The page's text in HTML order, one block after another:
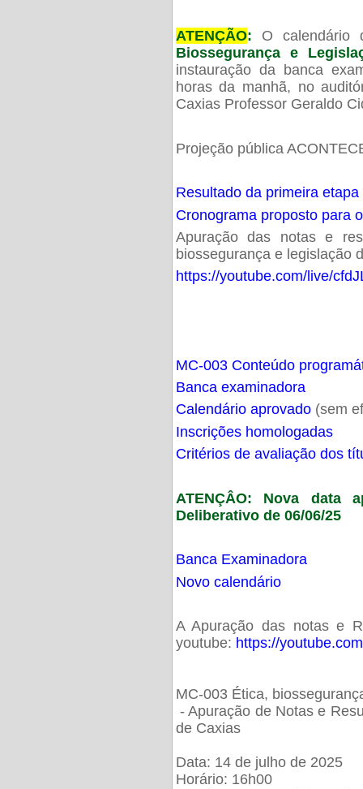
ATENÇÃO: O calendário
Biossegurança e
instauração da banca
horas da manhã, no
Caxias Professor Geraldo
Projeção pública
Resultado da primeira
Cronograma proposto para
Apuração das notas e
biossegurança e legislação
https://youtube.com/live/
MC-003 Conteúdo
Banca examinadora
Calendário aprovado(sem
Inscrições homologadas
Critérios de avaliação dos
ATENÇÂO: Nova data
Deliberativo de 06/06/25
Banca Examinadora
Novo calendário
A Apuração das notas e
youtube: https://
MC-003 Ética,
- Apuração de Notas e
de Caxias
Data: 14 de julho de 2025
Horário: 16h00